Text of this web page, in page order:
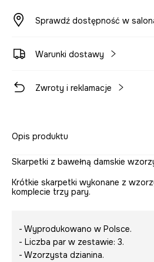
Sprawdź dostępność w
Warunki dostawy
Zwroty i reklamacje
Opis produktu
Skarpetki z bawełną damskie
Krótkie skarpetki wykonane z
komplecie trzy pary.
- Wyprodukowano w Polsce.
- Liczba par w zestawie: 3.
- Wzorzysta dzianina.